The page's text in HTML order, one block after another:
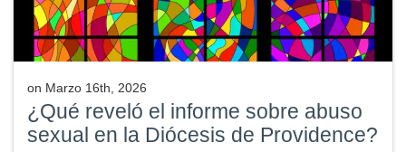
on Marzo 16th, 2026
¿Qué reveló el informe sobre abuso
sexual en la Diócesis de Providence?